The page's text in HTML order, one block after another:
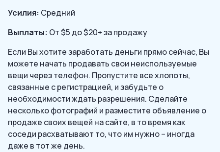
Усилия: Средний
Выплаты: От $5 до $20+ за продажу
Если Вы хотите заработать деньги прямо сейчас, Вы
можете начать продавать свои неиспользуемые
вещи через телефон. Пропустите все хлопоты,
связанные с регистрацией, и забудьте о
необходимости ждать разрешения. Сделайте
несколько фотографий и разместите объявление о
продаже своих вещей на сайте, в то время как
соседи расхватывают то, что им нужно – иногда
даже в тот же день.